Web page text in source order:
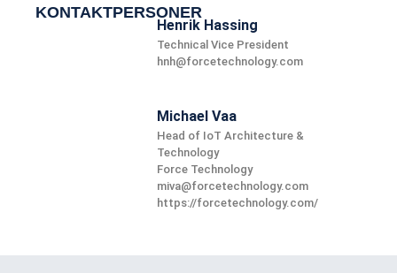
KONTAKTPERSONER
Henrik Hassing
Technical Vice President
hnh@forcetechnology.com
Michael Vaa
Head of IoT Architecture &
Technology
Force Technology
miva@forcetechnology.com
https://forcetechnology.com/